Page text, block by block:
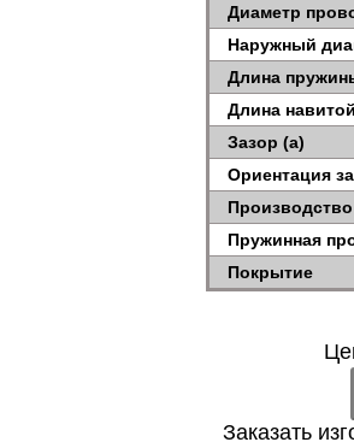
Диаметр
Наружный
Длина
Длина
Зазор (a)
Ориентация
Производство
Пружинная
Покрытие
Заказать